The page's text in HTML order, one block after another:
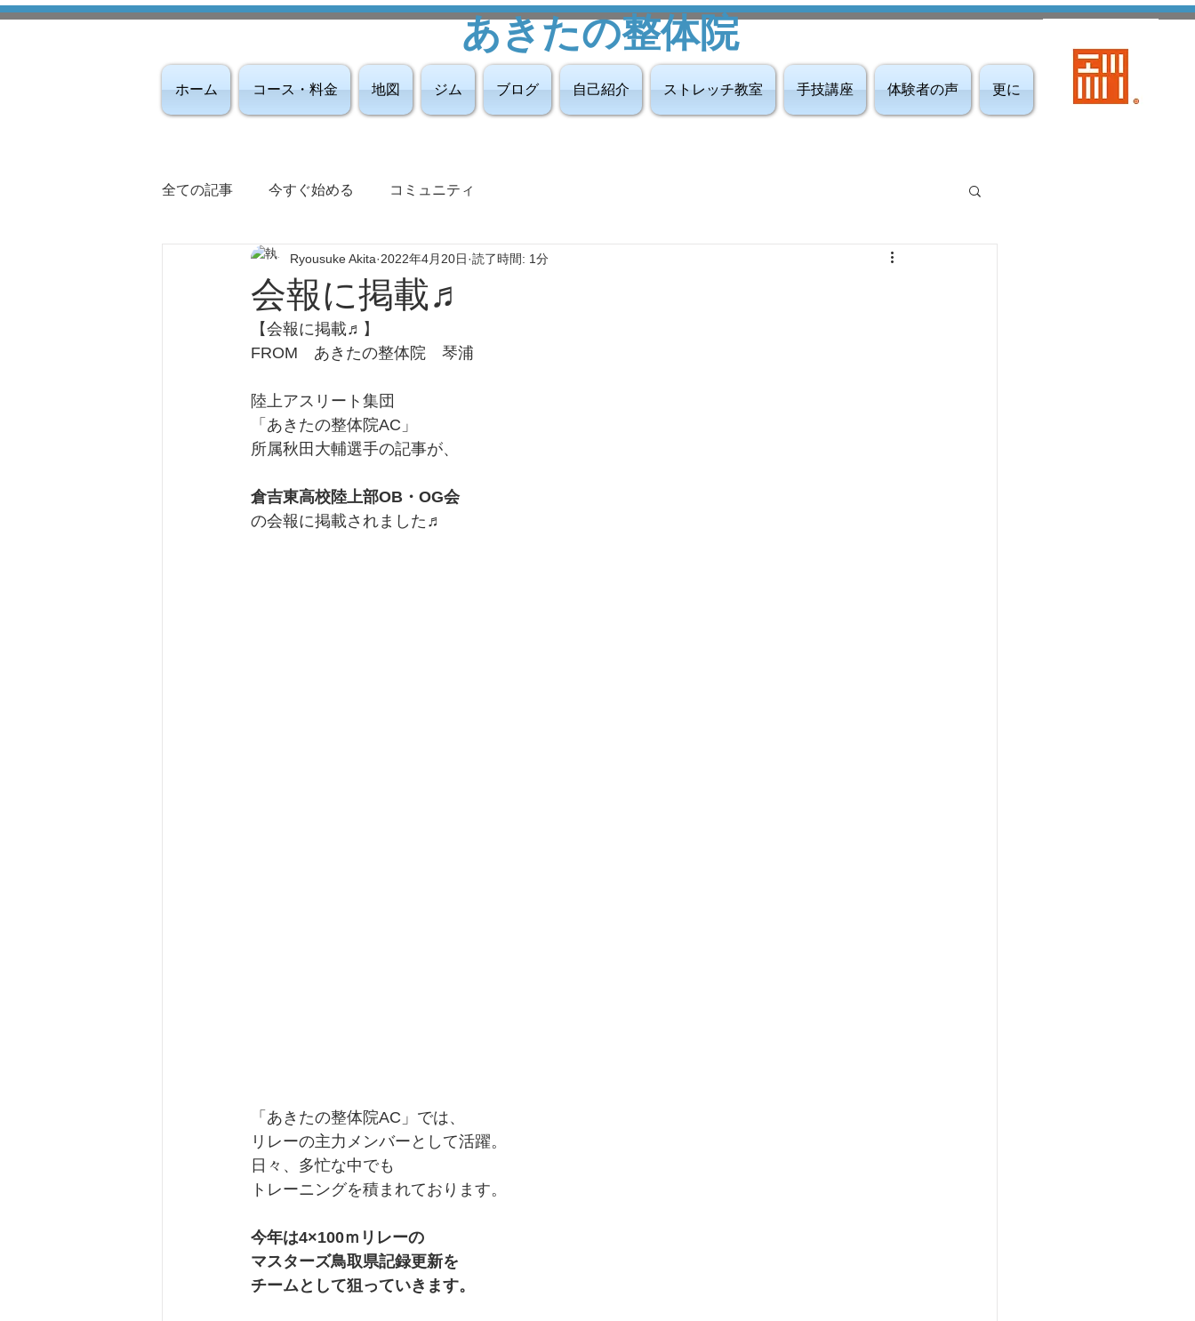
あきたの整体院
ホーム コース・料金 地図 ジム ブログ 自己紹介 ストレッチ教室 手技講座 体験者の声 更に
全ての記事 今すぐ始める コミュニティ
会報に掲載♬
Ryousuke Akita 2022年4月20日 読了時間: 1分
【会報に掲載♬】
FROM　あきたの整体院　琴浦
陸上アスリート集団
「あきたの整体院AC」
所属秋田大輔選手の記事が、
倉吉東高校陸上部OB・OG会
の会報に掲載されました♬
「あきたの整体院AC」では、
リレーの主力メンバーとして活躍。
日々、多忙な中でも
トレーニングを積まれております。
今年は4×100ｍリレーの
マスターズ鳥取県記録更新を
チームとして狙っていきます。